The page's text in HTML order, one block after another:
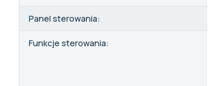
Panel sterowania:
Funkcje sterowania: